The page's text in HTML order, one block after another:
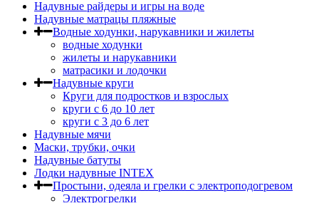
Надувные райдеры и игры на воде
Надувные матрацы пляжные
Водные ходунки, нарукавники и жилеты
водные ходунки
жилеты и нарукавники
матрасики и лодочки
Надувные круги
Круги для подростков и взрослых
круги с 6 до 10 лет
круги c 3 до 6 лет
Надувные мячи
Маски, трубки, очки
Надувные батуты
Лодки надувные INTEX
Простыни, одеяла и грелки с электроподогревом
Электрогрелки